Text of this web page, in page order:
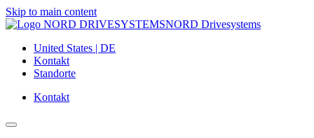
Skip to main content
NORD Drivesystems
United States | DE
Kontakt
Standorte
Kontakt